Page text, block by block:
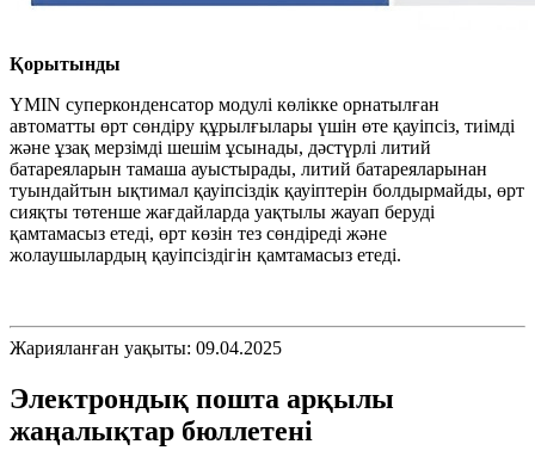
Қорытынды
YMIN суперконденсатор модулі көлікке орнатылған
автоматты өрт сөндіру құрылғылары үшін өте қауіпсіз, тиімді
және ұзақ мерзімді шешім ұсынады, дәстүрлі литий
батареяларын тамаша ауыстырады, литий батареяларынан
туындайтын ықтимал қауіпсіздік қауіптерін болдырмайды, өрт
сияқты төтенше жағдайларда уақтылы жауап беруді
қамтамасыз етеді, өрт көзін тез сөндіреді және
жолаушылардың қауіпсіздігін қамтамасыз етеді.
Жарияланған уақыты: 09.04.2025
Электрондық пошта арқылы
жаңалықтар бюллетені